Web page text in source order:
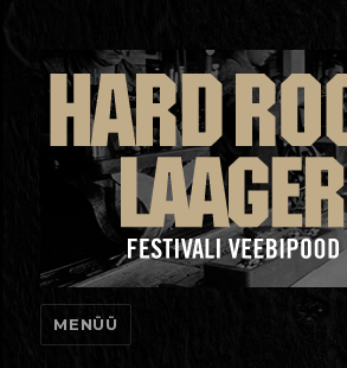
HRL e-pood
MENÜÜ